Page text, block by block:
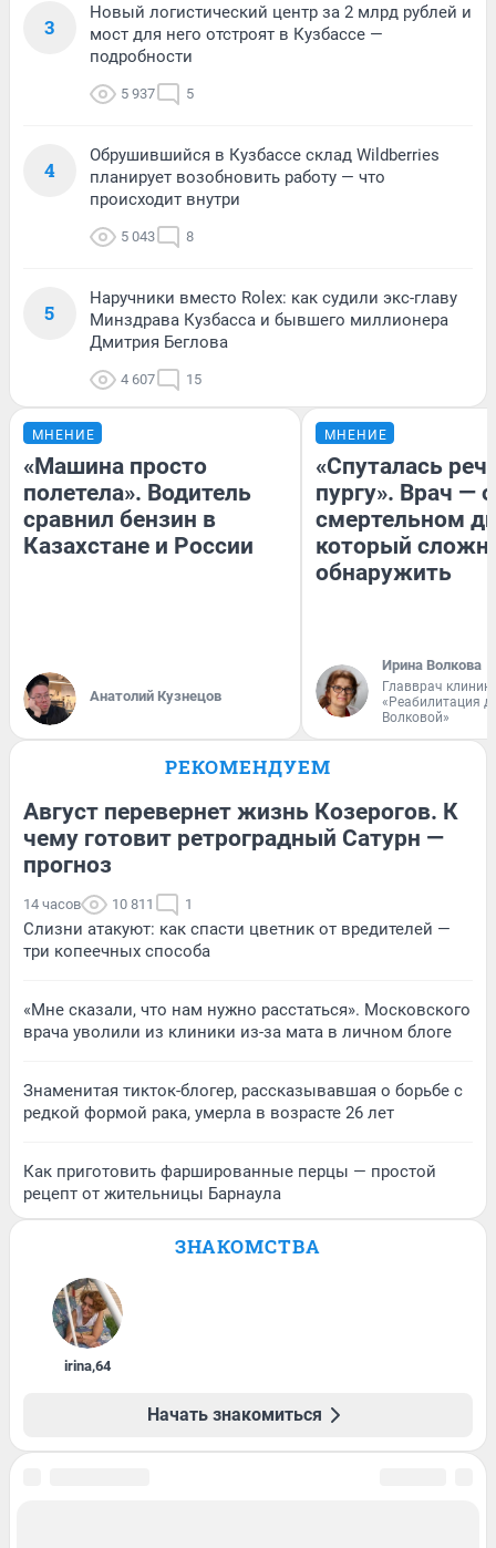
3
Новый логистический центр за 2 млрд рублей и
мост для него отстроят в Кузбассе —
подробности
5 937 5
4
Обрушившийся в Кузбассе склад Wildberries
планирует возобновить работу — что
происходит внутри
5 043 8
5
Наручники вместо Rolex: как судили экс-главу
Минздрава Кузбасса и бывшего миллионера
Дмитрия Беглова
4 607 15
МНЕНИЕ
«Машина просто
полетела». Водитель
сравнил бензин в
Казахстане и России
Анатолий Кузнецов
МНЕНИЕ
«Спуталась
пургу». Врач — о
смертельном
который
обнаружить
Ирина Волкова
Главврач
«Реабилитация
Волковой»
РЕКОМЕНДУЕМ
Август перевернет жизнь Козерогов. К
чему готовит ретроградный Сатурн —
прогноз
14 часов 10 811 1
Слизни атакуют: как спасти цветник от вредителей —
три копеечных способа
«Мне сказали, что нам нужно расстаться». Московского
врача уволили из клиники из-за мата в личном блоге
Знаменитая тикток-блогер, рассказывавшая о борьбе с
редкой формой рака, умерла в возрасте 26 лет
Как приготовить фаршированные перцы — простой
рецепт от жительницы Барнаула
ЗНАКОМСТВА
irina,64
Начать знакомиться